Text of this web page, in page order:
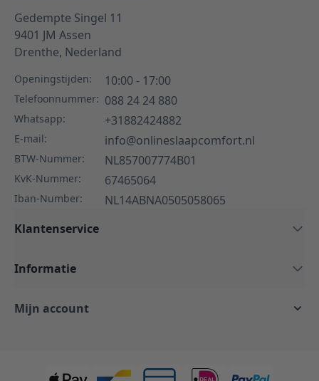
Gedempte Singel 11
9401 JM Assen
Drenthe, Nederland
Openingstijden: 10:00 - 17:00
Telefoonnummer: 088 24 24 880
Whatsapp: +31882424882
E-mail: info@onlineslaapcomfort.nl
BTW-Nummer: NL857007774B01
KvK-Nummer: 67465064
Iban-Number:
NL14ABNA0505058065
Klantenservice
Informatie
Mijn account